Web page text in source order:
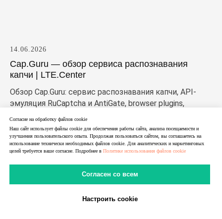
14.06.2026
Cap.Guru — обзор сервиса распознавания
капчи | LTE.Center
Обзор Cap.Guru: сервис распознавания капчи, API-
эмуляция RuCaptcha и AntiGate, browser plugins,
supported CAPTCHA types и цены. Разбираем, как
работает кап гуру и кому подходит сервис.
Согласие на обработку файлов cookie
Наш сайт использует файлы cookie для обеспечения работы сайта, анализа посещаемости и
улучшения пользовательского опыта. Продолжая пользоваться сайтом, вы соглашаетесь на
использование технически необходимых файлов cookie. Для аналитических и маркетинговых
целей требуется ваше согласие. Подробнее в Политике использования файлов cookie
Согласен со всем
Настроить cookie